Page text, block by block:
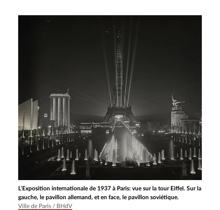
L’Exposition internationale de 1937 à Paris: vue sur la tour Eiffel. Sur la
gauche, le pavillon allemand, et en face, le pavillon soviétique.
Ville de Paris / BHdV